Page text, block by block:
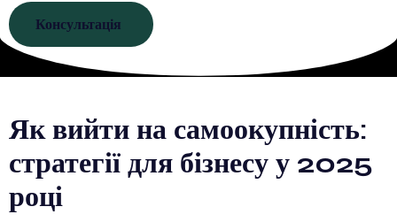
Консультація
Як вийти на самоокупність:
стратегії для бізнесу у 2025
році